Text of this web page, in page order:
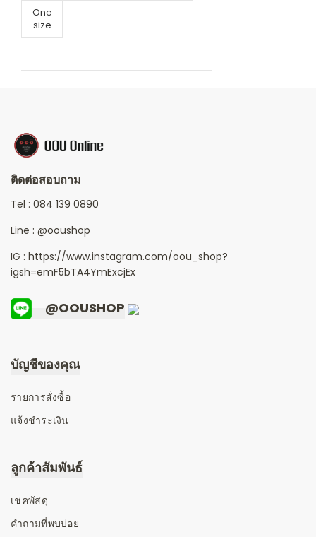
One
size
ติดต่อสอบถาม
Tel : 084 139 0890
Line : @ooushop
IG : https://www.instagram.com/oou_shop?
igsh=emF5bTA4YmExcjEx
@OOUSHOP
บัญชีของคุณ
รายการสั่งซื้อ
แจ้งชำระเงิน
ลูกค้าสัมพันธ์
เชคพัสดุ
คำถามที่พบบ่อย